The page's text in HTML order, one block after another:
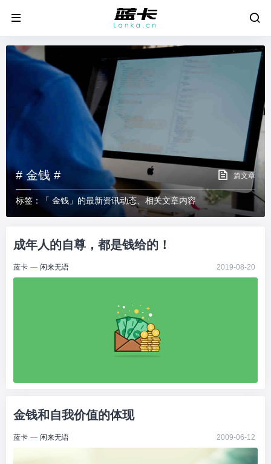
# 金钱 # 篇文章
标签：「 金钱」的最新资讯动态、相关文章内容
成年人的自尊，都是钱给的！
蓝卡 — 闲来无语 2019-08-20
金钱和自我价值的体现
蓝卡 — 闲来无语 2009-06-12